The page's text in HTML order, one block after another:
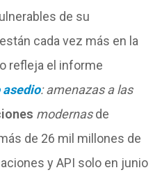
de su
cada vez más en la
refleja el informe
: amenazas a las
modernasde
de 26 mil millones de
y API solo en junio